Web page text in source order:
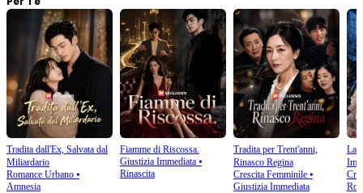
Tradita dall'Ex, Salvata dal
Miliardario
Romance Urbano ⦁
Amnesia
Fiamme di Riscossa.
Giustizia Immediata⦁
Rinascita
Tradita per Trent'anni,
Rinasco Regina
Crescita Femminile⦁
Giustizia Immediata
La